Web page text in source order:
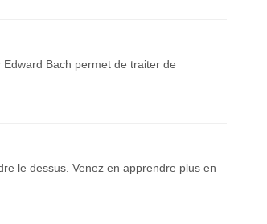
Bach permet de traiter de
le dessus. Venez en apprendre plus en